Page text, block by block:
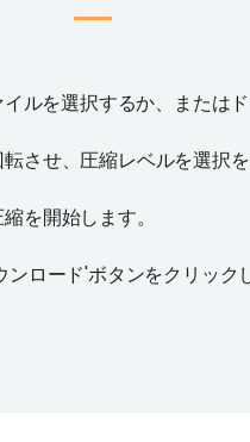
ルを選択するか、または
させ、圧縮レベルを選択を
を開始します。
ロード'ボタンをクリック